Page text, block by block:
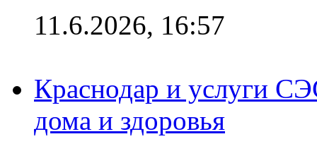
11.6.2026, 16:57
Краснодар и услуги
дома и здоровья